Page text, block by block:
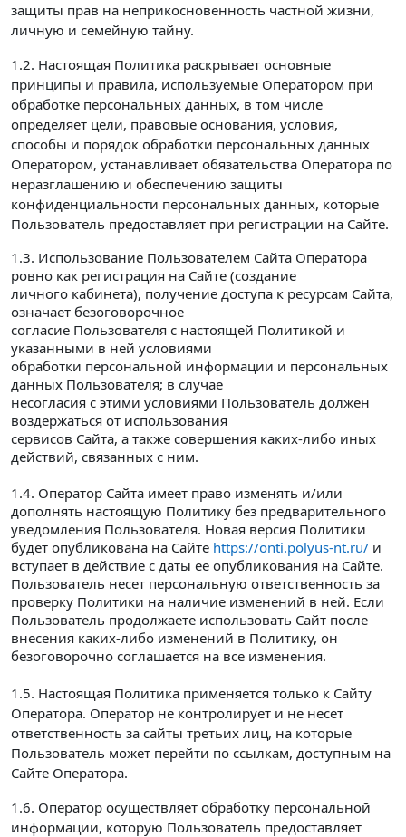
защиты прав на неприкосновенность частной жизни,
личную и семейную тайну.
1.2. Настоящая Политика раскрывает основные
принципы и правила, используемые Оператором при
обработке персональных данных, в том числе
определяет цели, правовые основания, условия,
способы и порядок обработки персональных данных
Оператором, устанавливает обязательства Оператора по
неразглашению и обеспечению защиты
конфиденциальности персональных данных, которые
Пользователь предоставляет при регистрации на Сайте.
1.3. Использование Пользователем Сайта Оператора
ровно как регистрация на Сайте (создание
личного кабинета), получение доступа к ресурсам Сайта,
означает безоговорочное
согласие Пользователя с настоящей Политикой и
указанными в ней условиями
обработки персональной информации и персональных
данных Пользователя; в случае
несогласия с этими условиями Пользователь должен
воздержаться от использования
сервисов Сайта, а также совершения каких-либо иных
действий, связанных с ним.
1.4. Оператор Сайта имеет право изменять и/или
дополнять настоящую Политику без предварительного
уведомления Пользователя. Новая версия Политики
будет опубликована на Сайте https://onti.polyus-nt.ru/ и
вступает в действие с даты ее опубликования на Сайте.
Пользователь несет персональную ответственность за
проверку Политики на наличие изменений в ней. Если
Пользователь продолжаете использовать Сайт после
внесения каких-либо изменений в Политику, он
безоговорочно соглашается на все изменения.
1.5. Настоящая Политика применяется только к Сайту
Оператора. Оператор не контролирует и не несет
ответственность за сайты третьих лиц, на которые
Пользователь может перейти по ссылкам, доступным на
Сайте Оператора.
1.6. Оператор осуществляет обработку персональной
информации, которую Пользователь предоставляет